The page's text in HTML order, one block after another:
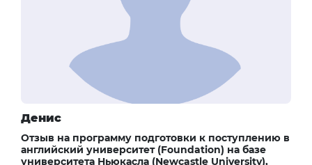
Денис
Отзыв на программу подготовки к поступлению в
английский университет (Foundation) на базе
университета Ньюкасла (Newcastle University),